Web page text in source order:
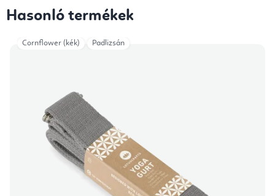
Hasonló termékek
Cornflower (kék) Padlizsán